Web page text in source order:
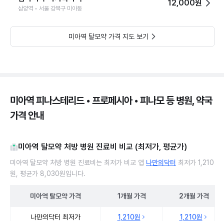
삼양역 • 서울 강북구 미아동
12,000원
미아역 탈모약 가격 지도 보기
미아역 피나스테리드 • 프로페시아 • 피나모 등 병원, 약국
가격 안내
미아역 탈모약 처방 병원 진료비 비교 (최저가, 평균가)
미아역 탈모약 처방 병원 진료비는 최저가 비교 앱 나만의닥터 최저가 1,210
원, 평균가 8,030원입니다.
미아역 탈모약가격 1개월 가격 2개월 가격
나만의닥터 최저가 1,210원 1,210원